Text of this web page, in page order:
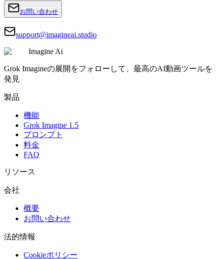
お問い合わせ
support@imagineai.studio
Imagine Ai
Grok Imagineの展開をフォローして、最高のAI動画ツールを
発見
製品
機能
Grok Imagine 1.5
プロンプト
料金
FAQ
リソース
会社
概要
お問い合わせ
法的情報
Cookieポリシー